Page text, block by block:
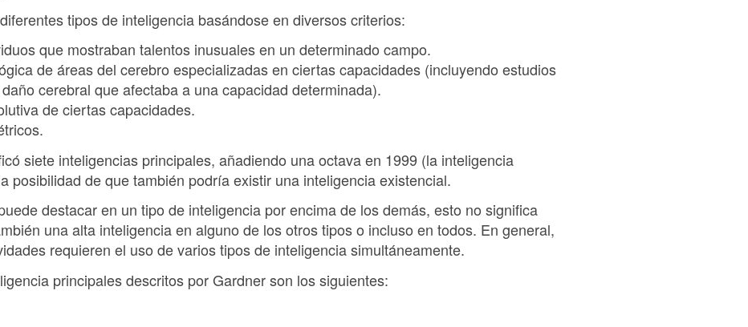
tipos de inteligencia basándose en diversos criterios:
que mostraban talentos inusuales en un determinado campo.
de áreas del cerebro especializadas en ciertas capacidades (incluyendo estudios
cerebral que afectaba a una capacidad determinada).
de ciertas capacidades.
siete inteligencias principales, añadiendo una octava en 1999 (la inteligencia
posibilidad de que también podría existir una inteligencia existencial.
destacar en un tipo de inteligencia por encima de los demás, esto no significa
una alta inteligencia en alguno de los otros tipos o incluso en todos. En general,
requieren el uso de varios tipos de inteligencia simultáneamente.
principales descritos por Gardner son los siguientes: